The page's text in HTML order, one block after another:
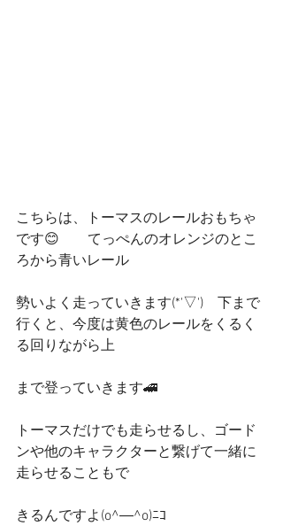
こちらは、トーマスのレールおもちゃ
です😊　　てっぺんのオレンジのとこ
ろから青いレール
勢いよく走っていきます(*'▽')　下まで
行くと、今度は黄色のレールをくるく
る回りながら上
まで登っていきます🚄
トーマスだけでも走らせるし、ゴード
ンや他のキャラクターと繋げて一緒に
走らせることもで
きるんですよ(o^―^o)ﾆｺ